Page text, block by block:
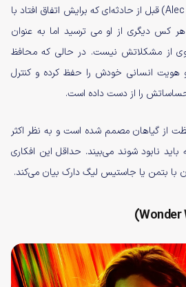
شاید اگر الک هالند (Alec Holland) قبل از حادثه‌ای که برایش اتفاق افتاد با
کس دیگری از او می ترسید اما به عنوان
از مشکلاتش نیست. در حالی که محافظ
انسانی خودش را حفظ کرده و کنترل
را از دست داده است.
از گیاهان مصمم شده است و به نظر اکثر
نابود شوند می‌بیند. حداقل این افکاری
با بتمن یا جاستیس لیگ دارک بیان می‌کند.